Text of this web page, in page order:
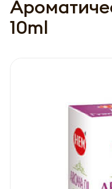
10ml